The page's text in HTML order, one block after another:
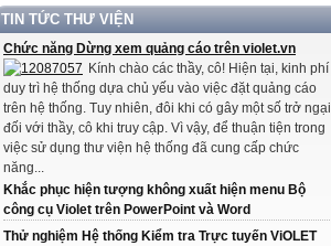
TIN TỨC THƯ VIỆN
Chức năng Dừng xem quảng cáo trên violet.vn
Kính chào các thầy, cô! Hiện tại, kinh phí
duy trì hệ thống dựa chủ yếu vào việc đặt quảng cáo
trên hệ thống. Tuy nhiên, đôi khi có gây một số trở ngại
đối với thầy, cô khi truy cập. Vì vậy, để thuận tiện trong
việc sử dụng thư viện hệ thống đã cung cấp chức
năng...
Khắc phục hiện tượng không xuất hiện menu Bộ
công cụ Violet trên PowerPoint và Word
Thử nghiệm Hệ thống Kiểm tra Trực tuyến ViOLET